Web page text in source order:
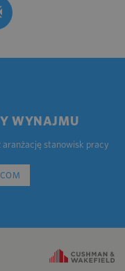
WYNAJMU
stanowisk pracy